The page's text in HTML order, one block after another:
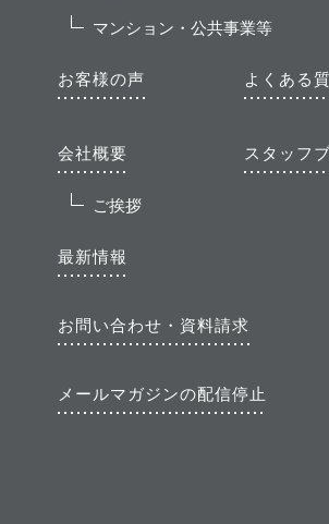
マンション・公共事業等
お客様の声 よくある
会社概要
ご挨拶
スタッフ
最新情報
お問い合わせ・資料請求
メールマガジンの配信停止